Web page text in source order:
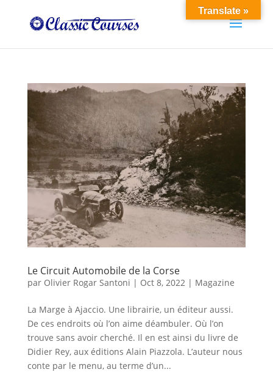
Le Circuit Automobile de la Corse
par Olivier Rogar Santoni | Oct 8, 2022 | Magazine
La Marge à Ajaccio. Une librairie, un éditeur aussi.
De ces endroits où l’on aime déambuler. Où l’on
trouve sans avoir cherché. Il en est ainsi du livre de
Didier Rey, aux éditions Alain Piazzola. L’auteur nous
conte par le menu, au terme d’un...
Translate »